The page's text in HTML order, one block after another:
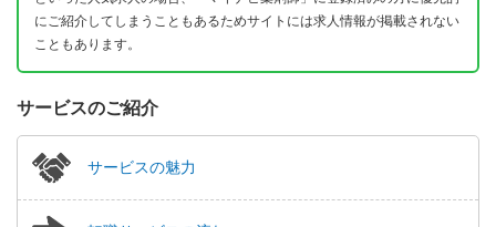
にご紹介してしまうこともあるためサイトには求人情報が掲載されない
こともあります。
サービスのご紹介
サービスの魅力